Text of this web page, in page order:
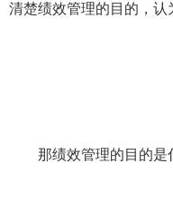
清楚绩效管理的目的，认
那绩效管理的目的是